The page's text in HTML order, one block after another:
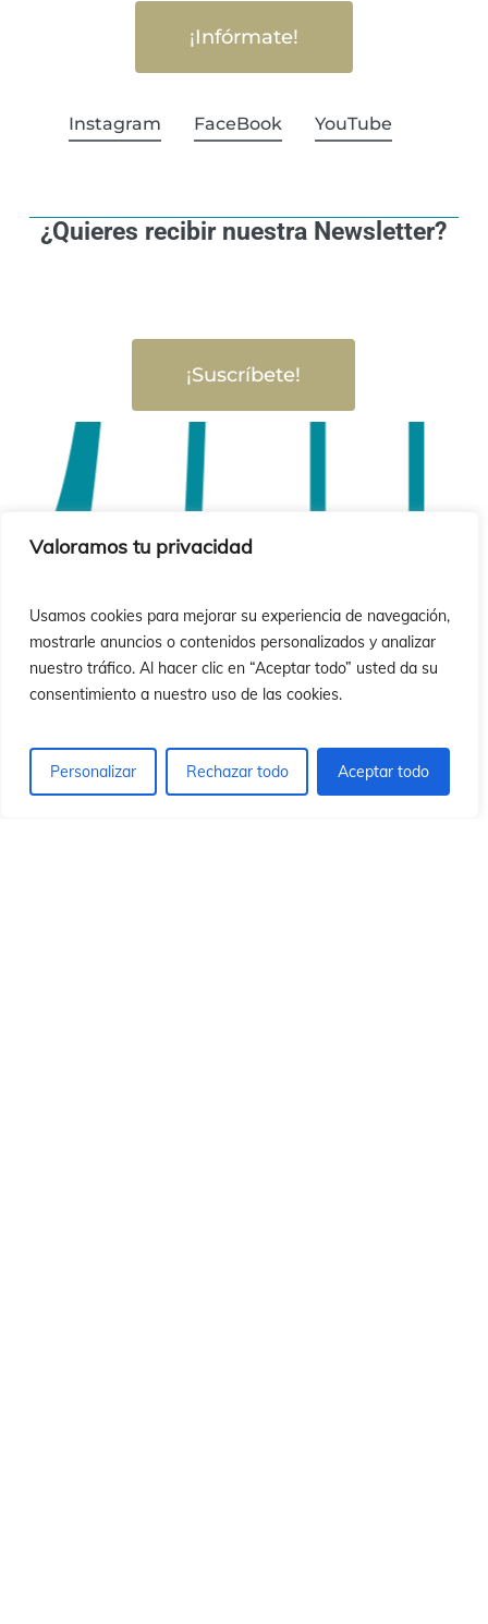
Valoramos tu privacidad
Usamos cookies para mejorar su experiencia de navegación,
mostrarle anuncios o contenidos personalizados y analizar
nuestro tráfico. Al hacer clic en “Aceptar todo” usted da su
consentimiento a nuestro uso de las cookies.
Personalizar Rechazar todo Aceptar todo
¡Infórmate!
Instagram FaceBook YouTube
¿Quieres recibir nuestra Newsletter?
¡Suscríbete!